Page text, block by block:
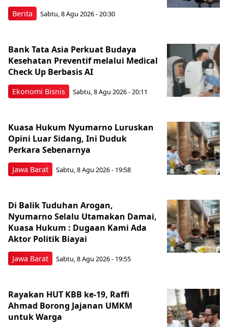
Berita Sabtu, 8 Agu 2026 - 20:30
Ekonomi Bisnis
Bank Tata Asia Perkuat Budaya
Kesehatan Preventif melalui Medical
Check Up Berbasis AI
Sabtu, 8 Agu 2026 - 20:11
Jawa Barat
Kuasa Hukum Nyumarno Luruskan
Opini Luar Sidang, Ini Duduk
Perkara Sebenarnya ​
Sabtu, 8 Agu 2026 - 19:58
Jawa Barat
Di Balik Tuduhan Arogan,
Nyumarno Selalu Utamakan Damai,
Kuasa Hukum : Dugaan Kami Ada
Aktor Politik Biayai
Sabtu, 8 Agu 2026 - 19:55
Rayakan HUT KBB ke-19, Raffi
Ahmad Borong Jajanan UMKM
untuk Warga